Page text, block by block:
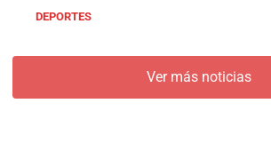
DEPORTES
Ver más noticias